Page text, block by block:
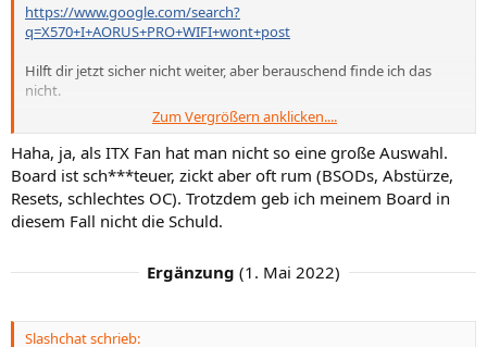
https://www.google.com/search?
q=X570+I+AORUS+PRO+WIFI+wont+post
Hilft dir jetzt sicher nicht weiter, aber berauschend finde ich das
nicht.
Ich würde ja mal den größten Verbraucher, die Grafikkarte,
herausnehmen. Dann hat du zwar kein Bild, aber Anhand anderer
Indikatoren (LED/RGB Beleuchtung) kannst du ja festmachen, ob
das Teil ins OS bootet oder nicht.
Zum Vergrößern anklicken....
Haha, ja, als ITX Fan hat man nicht so eine große Auswahl.
Board ist sch***teuer, zickt aber oft rum (BSODs, Abstürze,
Resets, schlechtes OC). Trotzdem geb ich meinem Board in
diesem Fall nicht die Schuld.
Ergänzung (1. Mai 2022)
Slashchat schrieb: